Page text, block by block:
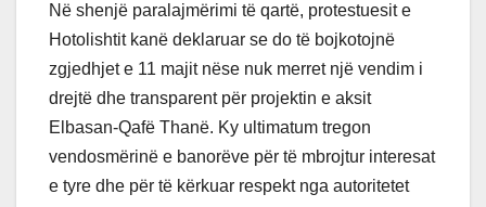
Në shenjë paralajmërimi të qartë, protestuesit e
Hotolishtit kanë deklaruar se do të bojkotojnë
zgjedhjet e 11 majit nëse nuk merret një vendim i
drejtë dhe transparent për projektin e aksit
Elbasan-Qafë Thanë. Ky ultimatum tregon
vendosmërinë e banorëve për të mbrojtur interesat
e tyre dhe për të kërkuar respekt nga autoritetet